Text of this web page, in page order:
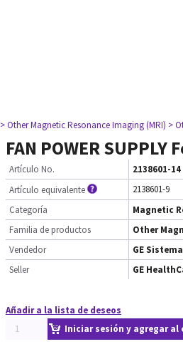
> Other Magnetic Resonance Imaging (MRI) >
FAN POWER
Artículo No.
2138601-14
Artículo equivalente
2138601-9
Categoría
Magnetic
Familia de productos
Other
Vendedor
GE
Seller
GE
Añadir a la lista de deseos
Iniciar sesión y agregar al